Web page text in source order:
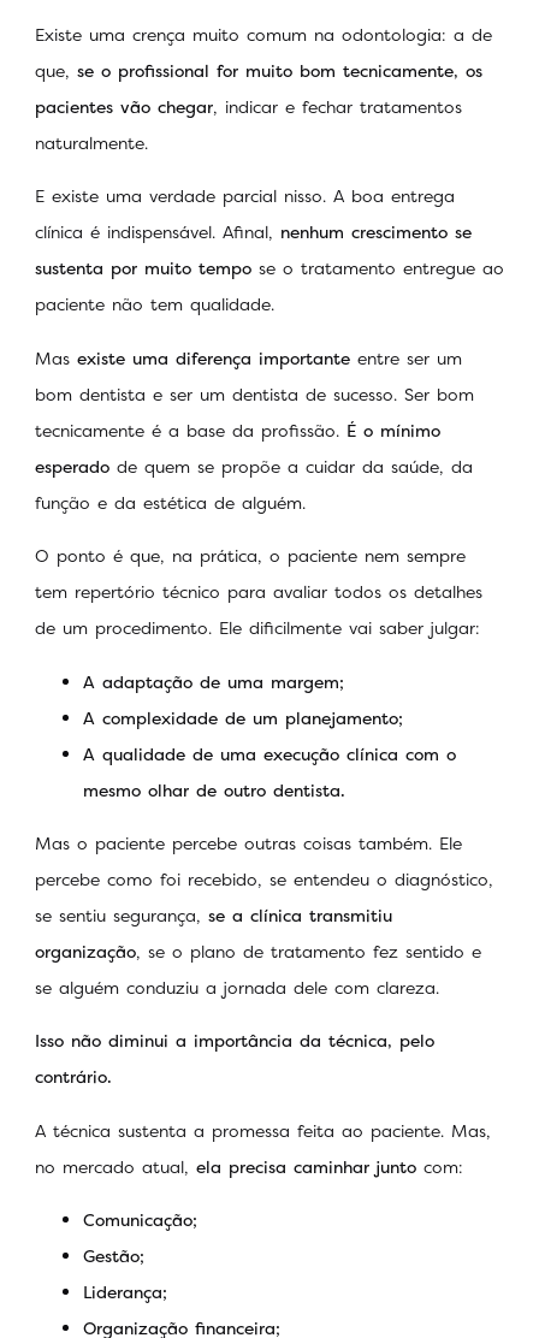
Existe uma crença muito comum na odontologia: a de
que, se o profissional for muito bom tecnicamente, os
pacientes vão chegar, indicar e fechar tratamentos
naturalmente.
E existe uma verdade parcial nisso. A boa entrega
clínica é indispensável. Afinal, nenhum crescimento se
sustenta por muito tempo se o tratamento entregue ao
paciente não tem qualidade.
Mas existe uma diferença importante entre ser um
bom dentista e ser um dentista de sucesso. Ser bom
tecnicamente é a base da profissão. É o mínimo
esperado de quem se propõe a cuidar da saúde, da
função e da estética de alguém.
O ponto é que, na prática, o paciente nem sempre
tem repertório técnico para avaliar todos os detalhes
de um procedimento. Ele dificilmente vai saber julgar:
A adaptação de uma margem;
A complexidade de um planejamento;
A qualidade de uma execução clínica com o
mesmo olhar de outro dentista.
Mas o paciente percebe outras coisas também. Ele
percebe como foi recebido, se entendeu o diagnóstico,
se sentiu segurança, se a clínica transmitiu
organização, se o plano de tratamento fez sentido e
se alguém conduziu a jornada dele com clareza.
Isso não diminui a importância da técnica, pelo
contrário.
A técnica sustenta a promessa feita ao paciente. Mas,
no mercado atual, ela precisa caminhar junto com:
Comunicação;
Gestão;
Liderança;
Organização financeira;